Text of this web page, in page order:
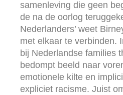
samenleving die geen
de na de oorlog
Nederlanders’ weet
met elkaar te verbinden.
bij Nederlandse families
bedompt beeld naar
emotionele kilte en
expliciet racisme. Juist